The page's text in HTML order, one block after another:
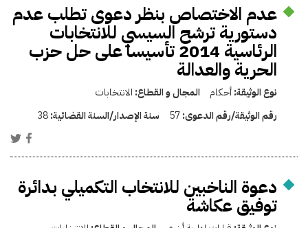
عدم الاختصاص بنظر دعوى تطلب عدم
دستورية ترشح السيسي للانتخابات
الرئاسية 2014 تأسيسا على حل حزب
الحرية والعدالة
نوع الوثيقة:أحكام المجال و القطاع: الانتخابات
رقم الوثيقة/رقم الدعوى:57 سنة الإصدار/السنة القضائية:38
دعوة الناخبين للانتخاب التكميلي بدائرة
توفيق عكاشة